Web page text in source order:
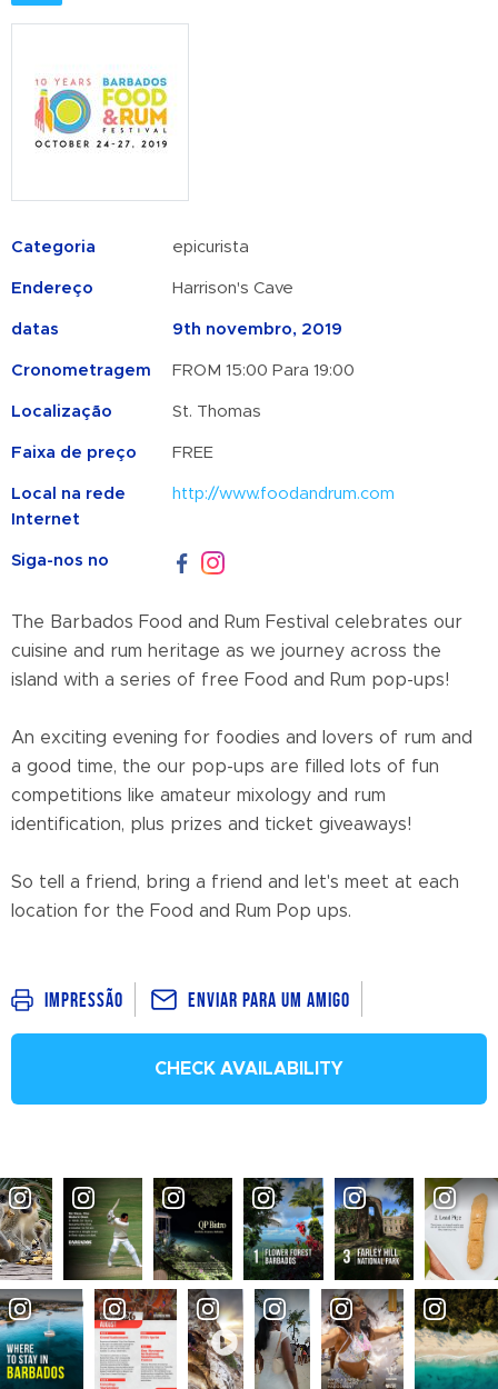
Categoria epicurista
Endereço Harrison's Cave
datas 9th novembro, 2019
Cronometragem FROM 15:00 Para 19:00
Localização St. Thomas
Faixa de preço FREE
Local na rede
Internet
http://www.foodandrum.com
Siga-nos no
The Barbados Food and Rum Festival celebrates our
cuisine and rum heritage as we journey across the
island with a series of free Food and Rum pop-ups!
An exciting evening for foodies and lovers of rum and
a good time, the our pop-ups are filled lots of fun
competitions like amateur mixology and rum
identification, plus prizes and ticket giveaways!
So tell a friend, bring a friend and let's meet at each
location for the Food and Rum Pop ups.
Impressão Enviar para um amigo
CHECK AVAILABILITY